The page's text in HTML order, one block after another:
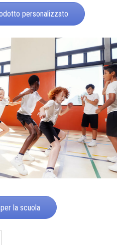
personalizzato
la scuola